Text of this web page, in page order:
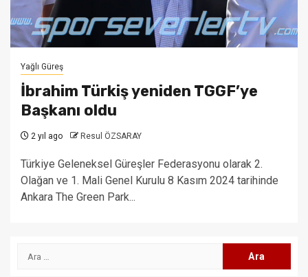
Yağlı Güreş
İbrahim Türkiş yeniden TGGF’ye
Başkanı oldu
2 yıl ago Resul ÖZSARAY
Türkiye Geleneksel Güreşler Federasyonu olarak 2.
Olağan ve 1. Mali Genel Kurulu 8 Kasım 2024 tarihinde
Ankara The Green Park...
Arama: